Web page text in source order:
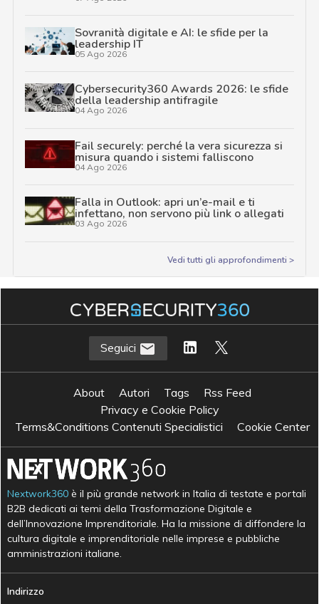
Sovranità digitale e AI: le sfide per la
leadership IT
05 Ago 2026
Cybersecurity360 Awards 2026: le sfide
della leadership antifragile
04 Ago 2026
Fail securely: perché la vera sicurezza si
misura quando i sistemi falliscono
04 Ago 2026
Falla in Outlook: apri un’e-mail e ti
infettano, non servono più link o allegati
03 Ago 2026
Vedi tutti gli approfondimenti >
Seguici
About Autori Tags
Rss Feed
Privacy e Cookie Policy
Terms&Conditions Contenuti Specialistici
Cookie Center
Nextwork360 è il più grande network in Italia di testate e portali
B2B dedicati ai temi della Trasformazione Digitale e
dell’Innovazione Imprenditoriale. Ha la missione di diffondere la
cultura digitale e imprenditoriale nelle imprese e pubbliche
amministrazioni italiane.
Indirizzo